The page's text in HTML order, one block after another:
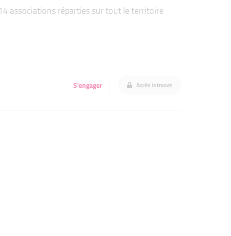
associations réparties sur tout le territoire
S'engager Accès intranet